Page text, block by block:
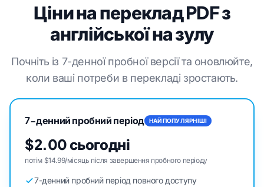
Ціни на переклад PDF з
англійської на зулу
Почніть із 7-денної пробної версії та оновлюйте,
коли ваші потреби в перекладі зростають.
7-денний пробний період НАЙПОПУЛЯРНІШІ
$2.00 сьогодні
потім $14.99/місяць після завершення пробного періоду
7-денний пробний період повного доступу